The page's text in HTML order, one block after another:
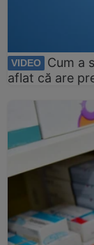
VIDEO
Cum a
aflat că are